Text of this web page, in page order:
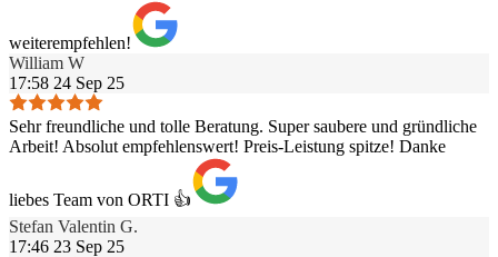
weiterempfehlen!
William W
17:58 24 Sep 25
Sehr freundliche und tolle Beratung. Super saubere und gründliche
Arbeit! Absolut empfehlenswert! Preis-Leistung spitze! Danke
liebes Team von ORTI 👍
Stefan Valentin G.
17:46 23 Sep 25